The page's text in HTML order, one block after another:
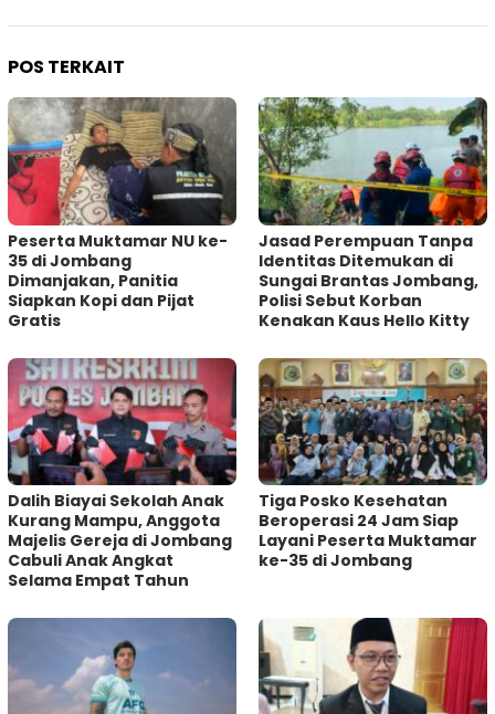
POS TERKAIT
Peserta Muktamar NU ke-
35 di Jombang
Dimanjakan, Panitia
Siapkan Kopi dan Pijat
Gratis
Jasad Perempuan Tanpa
Identitas Ditemukan di
Sungai Brantas Jombang,
Polisi Sebut Korban
Kenakan Kaus Hello Kitty
Dalih Biayai Sekolah Anak
Kurang Mampu, Anggota
Majelis Gereja di Jombang
Cabuli Anak Angkat
Selama Empat Tahun
Tiga Posko Kesehatan
Beroperasi 24 Jam Siap
Layani Peserta Muktamar
ke-35 di Jombang